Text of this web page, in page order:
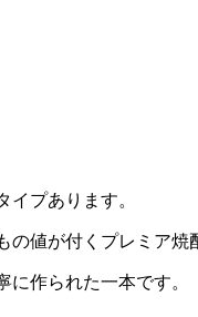
プあります。
値が付くプレミア焼
作られた一本です。